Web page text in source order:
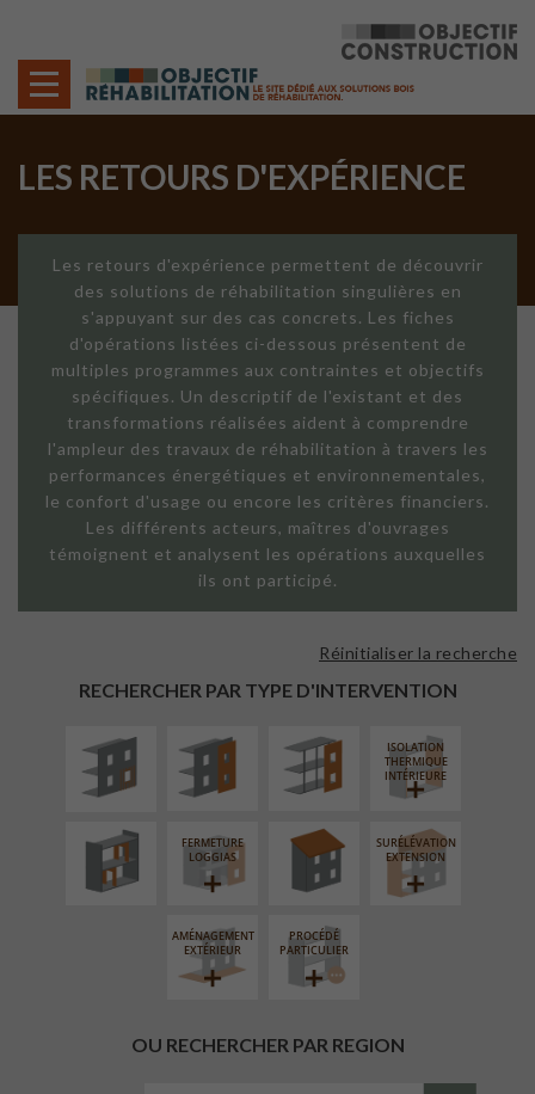
LES RETOURS D'EXPÉRIENCE
Les retours d'expérience permettent de découvrir
des solutions de réhabilitation singulières en
s'appuyant sur des cas concrets. Les fiches
d'opérations listées ci-dessous présentent de
multiples programmes aux contraintes et objectifs
spécifiques. Un descriptif de l'existant et des
transformations réalisées aident à comprendre
l'ampleur des travaux de réhabilitation à travers les
performances énergétiques et environnementales,
le confort d'usage ou encore les critères financiers.
Les différents acteurs, maîtres d'ouvrages
témoignent et analysent les opérations auxquelles
ils ont participé.
RECHERCHER PAR TYPE D'INTERVENTION
Réinitialiser la recherche
EXTÉRIEURE
FAÇADE SUR
LINÉAIRE
ISOLATION
THERMIQUE
INTÉRIEURE
RÉAMÉNAGEMENT
INTÉRIEUR
FERMETURE
LOGGIAS
RÉFECTION DES
TOITURES
SURÉLÉVATION
EXTENSION
AMÉNAGEMENT
EXTÉRIEUR
PROCÉDÉ
PARTICULIER
OU RECHERCHER PAR REGION